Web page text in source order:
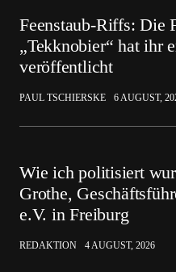
Feenstaub-Riffs: Die
„Tekknobier“ hat ihr
veröffentlicht
PAUL TSCHIERSKE 6 AUGUST,
Wie ich politisiert
Grothe,
e.V. in Freiburg
REDAKTION 4 AUGUST, 2026